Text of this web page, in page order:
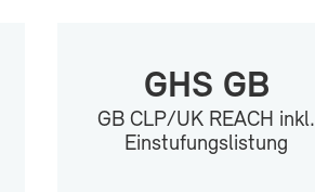
GHS GB
GB CLP/UK REACH inkl.
Ein­stu­fungs­lis­tung